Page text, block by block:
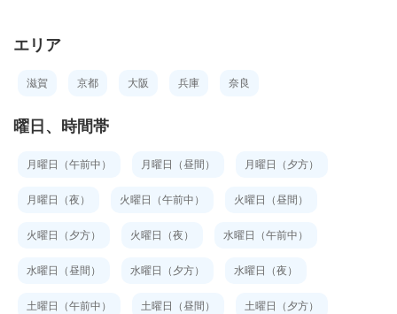
エリア
滋賀 京都 大阪 兵庫 奈良
曜日、時間帯
月曜日（午前中） 月曜日（昼間） 月曜日（夕方）
月曜日（夜） 火曜日（午前中） 火曜日（昼間）
火曜日（夕方） 火曜日（夜） 水曜日（午前中）
水曜日（昼間） 水曜日（夕方） 水曜日（夜）
土曜日（午前中） 土曜日（昼間） 土曜日（夕方）